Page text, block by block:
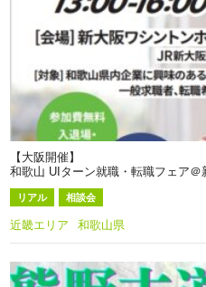
【大阪開催】
和歌山 UIターン就職・転職フェア
リアル 相談会
近畿エリア 和歌山県